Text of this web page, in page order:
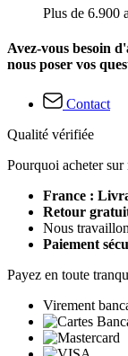
Plus de 6.900
Avez-vous besoin
nous poser vos
Contact
Qualité vérifiée
Pourquoi acheter
France :
Retour
Nous
Paiement
Payez en toute
Virement